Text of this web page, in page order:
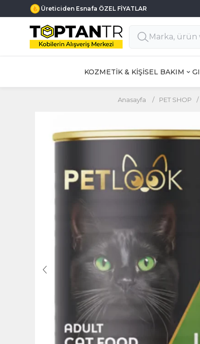
Üreticiden Esnafa ÖZEL FİYATLAR
KOZMETİK & KİŞİSEL BAKIM
Anasayfa / PET SHOP /